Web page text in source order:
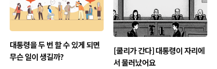
대통령을 두 번 할 수 있게 되면
무슨 일이 생길까?
[쿨리가 간다] 대통령이 자리에
서 물러났어요